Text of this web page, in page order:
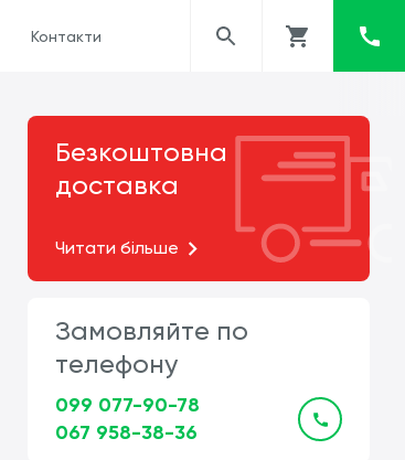
Контакти
Безкоштовна
доставка
Читати більше
Замовляйте по
телефону
099 077-90-78
067 958-38-36